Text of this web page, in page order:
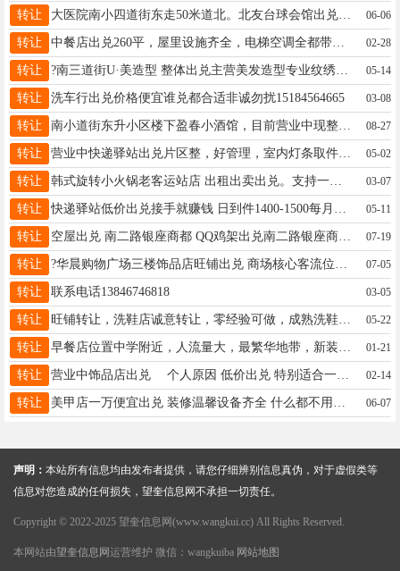
转让 大医院南小四道街东走50米道北。北友台球会馆出兑。一二楼。249平。电话：13091569779 06-06
转让 中餐店出兑260平，屋里设施齐全，电梯空调全都带，低价出兑，给钱就兑.联系电话，15945555351 02-28
转让 ?南三道街U·美造型 整体出兑主营美发造型专业纹绣临街旺铺位置显眼人流量大店内装修完好设备齐全稳定老客源接手即可营业盈利无需额外投入电话13845505131 因个人原因忍痛出 05-14
转让 洗车行出兑价格便宜谁兑都合适非诚勿扰15184564665 03-08
转让 南小道街东升小区楼下盈春小酒馆，目前营业中现整体出兑，餐饮设备齐全，有意者电话18346457370，非诚勿扰！ 08-27
转让 营业中快递驿站出兑片区整，好管理，室内灯条取件，方便快捷，两个人就可经营，收入可观，接手即可挣钱，15万包过户设备都是新的电话13359929316 05-02
转让 韩式旋转小火锅老客运站店 出租出卖出兑。支持一些扶持政策有无经验均可接手就直接赚钱一年稳赚10万左右适合三四十岁小两口。13年老店有稳定客源。有诚意的可以致电18746561666 03-07
转让 05-11
转让 空屋出兑 南二路银座商都 QQ鸡架出兑南二路银座商都有一70平商服低价空屋出兑也可以带技术 18614544350 07-19
转让 07-05
转让 联系电话13846746818 03-05
转让 旺铺转让，洗鞋店诚意转让，零经验可做，成熟洗鞋店带技术设备，整体转让，因家中老人生病，盈利中洗鞋店忍痛出让，机会难得，非诚勿扰,联系电话：15846683839 05-22
转让 01-21
转让 营业中饰品店出兑 个人原因 低价出兑 特别适合一个人的小生意 年前入手即可回本低成本高回报 非诚勿扰13258585445 02-14
转让 06-07
声明： 本站所有信息均由发布者提供，请您仔细辨别信息真伪，对于虚假类等
信息对您造成的任何损失，望奎信息网不承担一切责任。
Copyright © 2022-2025 望奎信息网(www.wangkui.cc) All Rights Reserved.
本网站由望奎信息网 运营维护 微信：wangkuiba 网站地图